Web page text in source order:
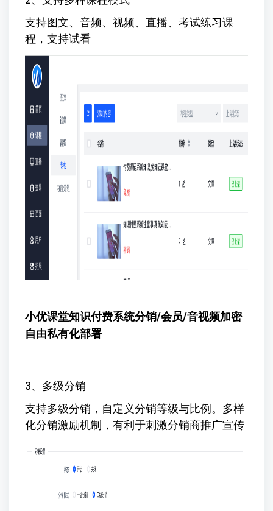
支持图文、音频、视频、直播、考试练习课
程，支持试看
小优课堂知识付费系统分销/会员/音视频加密
自由私有化部署
3、多级分销
支持多级分销，自定义分销等级与比例。多样
化分销激励机制，有利于刺激分销商推广宣传